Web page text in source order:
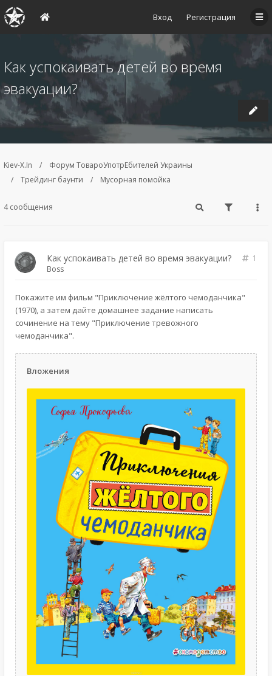
Вход Регистрация
Как успокаивать детей во время
эвакуации?
Kiev-X.In
Форум ТовароУпотрЕбителей Украины
Трейдинг баунти
Мусорная помойка
4 сообщения
Как успокаивать детей во время эвакуации?
1
Boss
Покажите им фильм "Приключение жёлтого чемоданчика"
(1970), а затем дайте домашнее задание написать
сочинение на тему "Приключение тревожного
чемоданчика".
Вложения